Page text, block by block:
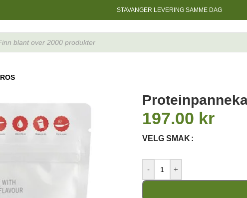
STAVANGER LEVERING SAMME DAG
197.00 kr
VELG SMAK
- +